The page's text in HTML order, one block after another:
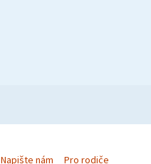
Napište nám Pro rodiče